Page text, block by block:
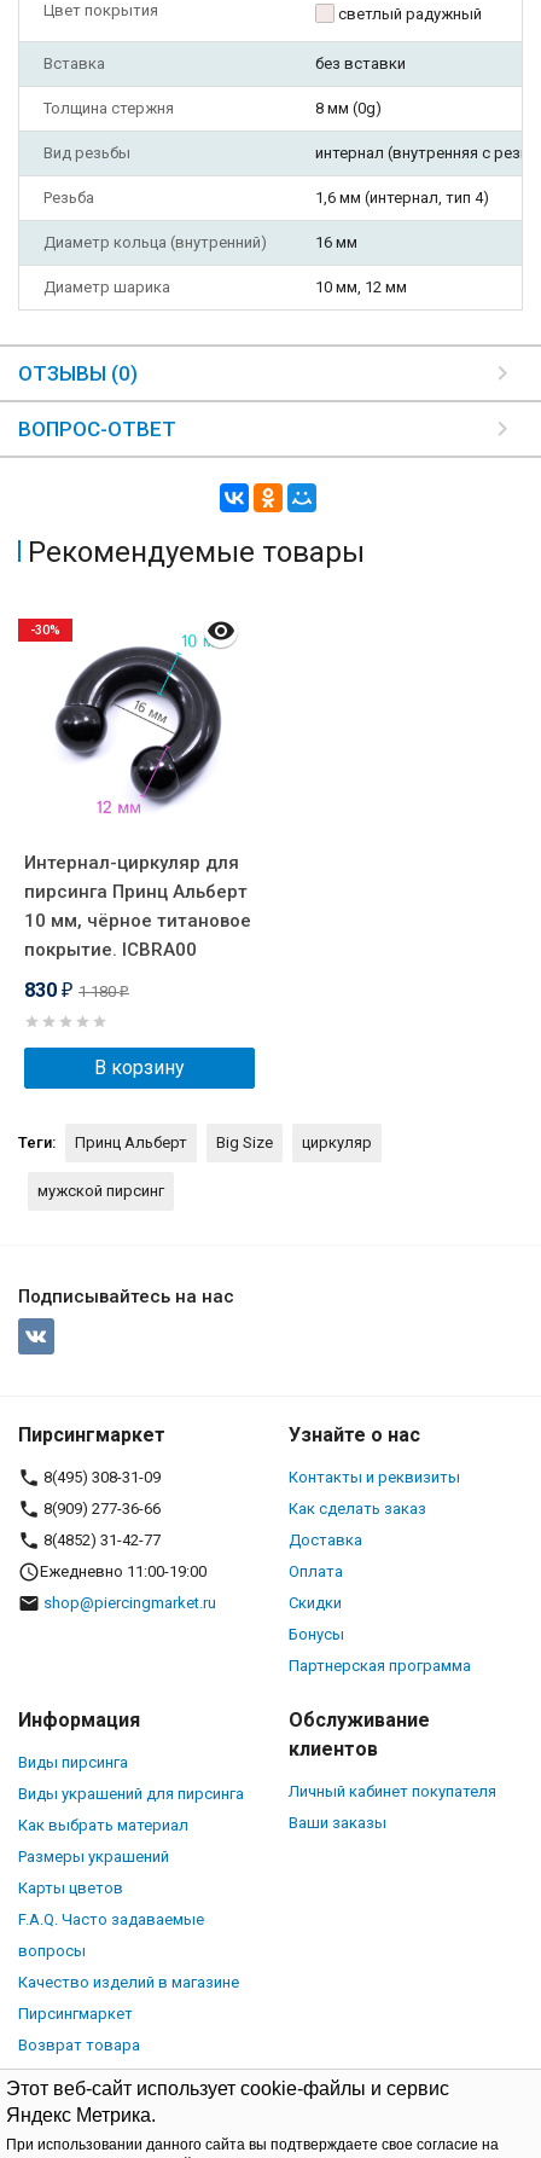
Этот веб-сайт использует cookie-файлы и сервис
Яндекс Метрика.
При использовании данного сайта вы подтверждаете свое согласие на
Цвет покрытия светлый радужный
Вставка без вставки
Толщина стержня 8 мм (0g)
Вид резьбы интернал (внутренняя с
Резьба 1,6 мм (интернал, тип 4)
Диаметр кольца (внутренний) 16 мм
Диаметр шарика 10 мм, 12 мм
ОТЗЫВЫ (0)
ВОПРОС-ОТВЕТ
Рекомендуемые товары
Интернал-циркуляр для
пирсинга Принц Альберт
10 мм, чёрное титановое
покрытие. ICBRA00
830 ₽ 1 180₽
В корзину
-30%
Теги: Принц Альберт Big Size циркуляр
мужской пирсинг
Подписывайтесь на нас
Пирсингмаркет
8(495) 308-31-09
8(909) 277-36-66
8(4852) 31-42-77
Ежедневно 11:00-19:00
shop@piercingmarket.ru
Узнайте о нас
Контакты и реквизиты
Как сделать заказ
Доставка
Оплата
Скидки
Бонусы
Партнерская программа
Информация
Виды пирсинга
Виды украшений для пирсинга
Как выбрать материал
Размеры украшений
Карты цветов
F.A.Q. Часто задаваемые
вопросы
Качество изделий в магазине
Пирсингмаркет
Возврат товара
Обслуживание
клиентов
Личный кабинет покупателя
Ваши заказы